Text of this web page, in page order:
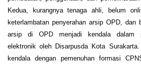
Kedua, kurangnya tenaga ahli, belum
keterlambatan penyerahan arsip OPD, dan
arsip di OPD menjadi kendala dalam
elektronik oleh Disarpusda Kota
kendala dengan pemenuhan formasi